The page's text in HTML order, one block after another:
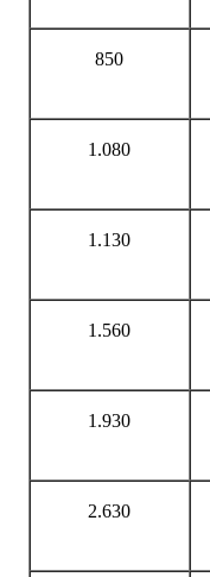
850
1.080
1.130
1.560
1.930
2.630